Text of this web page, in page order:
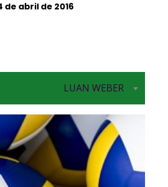
de abril de 2016
LUAN WEBER